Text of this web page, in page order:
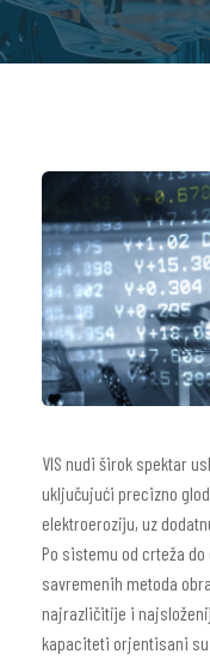
VIS nudi širok spektar
uključujući precizno
elektroeroziju, uz
Po sistemu od crteža
savremenih metoda
najrazličitije i
kapaciteti orjentisani su